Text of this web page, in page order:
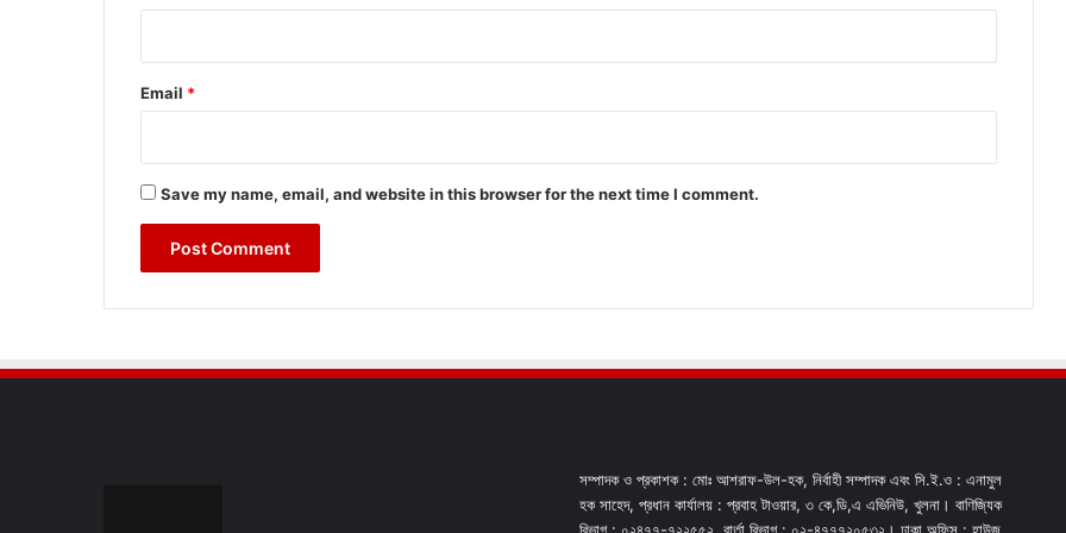
Email *
Save my name, email, and website in this browser for the next time I comment.
সম্পাদক ও প্রকাশক : মোঃ আশরাফ-উল-হক, নির্বাহী সম্পাদক এবং সি.ই.ও : এনামুল
হক সাহেদ, প্রধান কার্যালয় : প্রবাহ টাওয়ার, ৩ কে,ডি,এ এভিনিউ, খুলনা। বাণিজ্যিক